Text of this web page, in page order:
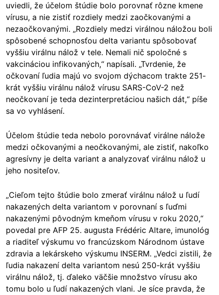
uviedli, že účelom štúdie bolo porovnať rôzne kmene
vírusu, a nie zistiť rozdiely medzi zaočkovanými a
nezaočkovanými. „Rozdiely medzi virálnou náložou boli
spôsobené schopnosťou delta variantu spôsobovať
vyššiu virálnu nálož v tele. Nemali nič spoločné s
vakcináciou infikovaných,“ napísali. „Tvrdenie, že
očkovaní ľudia majú vo svojom dýchacom trakte 251-
krát vyššiu virálnu nálož vírusu SARS-CoV-2 než
neočkovaní je teda dezinterpretáciou našich dát,“ píše
sa vo vyhlásení.
Účelom štúdie teda nebolo porovnávať virálne nálože
medzi očkovanými a neočkovanými, ale zistiť, nakoľko
agresívny je delta variant a analyzovať virálnu nálož u
jeho nositeľov.
„Cieľom tejto štúdie bolo zmerať virálnu nálož u ľudí
nakazených delta variantom v porovnaní s ľuďmi
nakazenými pôvodným kmeňom vírusu v roku 2020,“
povedal pre AFP 25. augusta Frédéric Altare, imunológ
a riaditeľ výskumu vo francúzskom Národnom ústave
zdravia a lekárskeho výskumu INSERM. „Vedci zistili, že
ľudia nakazení delta variantom nesú 250-krát vyššiu
virálnu nálož, tj. ďaleko väčšie množstvo vírusu ako
tomu bolo u ľudí nakazených vlani. Je síce pravda, že